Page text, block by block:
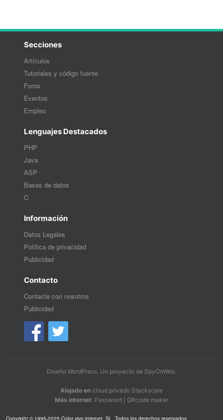
Secciones
Artículos
Tutoriales y código fuente
Foros
Eventos
Empleo
Lenguajes Destacados
PHP
Java
ASP
Bases de datos
C
Información
Datos Legales
Política de privacidad
Publicidad
Contacto
Contacte con nosotros
Publicidad
Diseño WordPress. Un proyecto de SpyOnWeb.
Alojado en cloud privado Stackscale
Más internet: Password QRcode maker
Copyright © 1995-2025 Color vivo internet, SL. Todos los derechos reservados